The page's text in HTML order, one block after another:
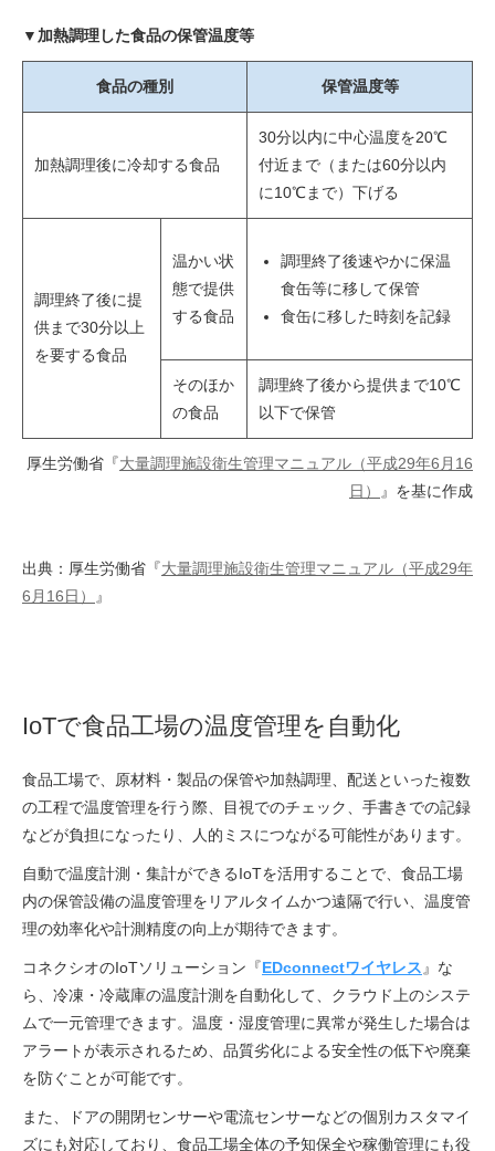
▼加熱調理した食品の保管温度等
食品の種別 保管温度等
加熱調理後に冷却する食品
30分以内に中心温度を20℃
付近まで（または60分以内
に10℃まで）下げる
調理終了後に提
供まで30分以上
を要する食品
温かい状
態で提供
する食品
調理終了後速やかに保温
食缶等に移して保管
食缶に移した時刻を記録
そのほか
の食品
調理終了後から提供まで10℃
以下で保管
厚生労働省『大量調理施設衛生管理マニュアル（平成29年6月16
日）
』を基に作成
出典：厚生労働省『大量調理施設衛生管理マニュアル（平成29年
6月16日）
』
IoTで食品工場の温度管理を自動化
食品工場で、原材料・製品の保管や加熱調理、配送といった複数
の工程で温度管理を行う際、目視でのチェック、手書きでの記録
などが負担になったり、人的ミスにつながる可能性があります。
自動で温度計測・集計ができるIoTを活用することで、食品工場
内の保管設備の温度管理をリアルタイムかつ遠隔で行い、温度管
理の効率化や計測精度の向上が期待できます。
コネクシオのIoTソリューション『EDconnectワイヤレス 』な
ら、冷凍・冷蔵庫の温度計測を自動化して、クラウド上のシステ
ムで一元管理できます。温度・湿度管理に異常が発生した場合は
アラートが表示されるため、品質劣化による安全性の低下や廃棄
を防ぐことが可能です。
また、ドアの開閉センサーや電流センサーなどの個別カスタマイ
ズにも対応しており、食品工場全体の予知保全や稼働管理にも役